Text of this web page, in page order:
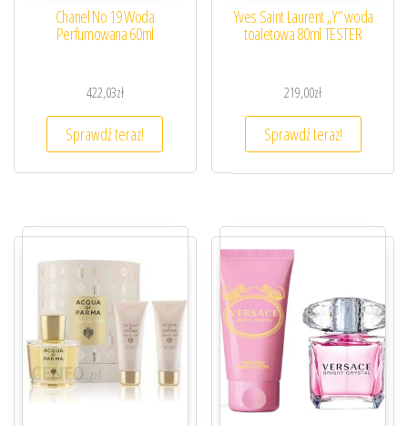
Chanel No 19 Woda
Perfumowana 60ml
422,03zł
Sprawdź teraz!
Yves Saint Laurent „Y” woda
toaletowa 80ml TESTER
219,00zł
Sprawdź teraz!